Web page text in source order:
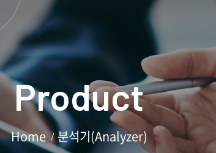
Product
Home 분석기(Analyzer)